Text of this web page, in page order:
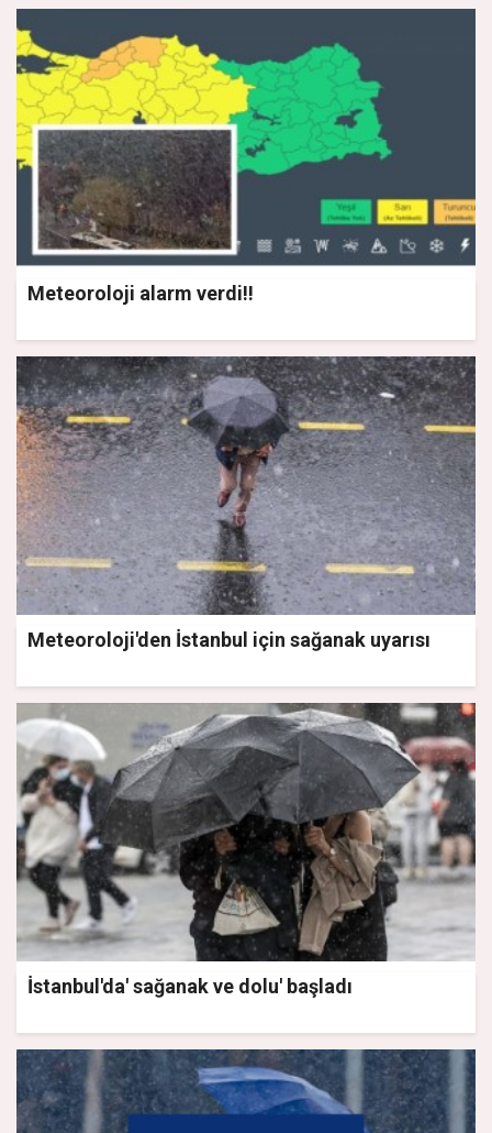
Meteoroloji alarm verdi!!
Meteoroloji'den İstanbul için sağanak uyarısı
İstanbul'da' sağanak ve dolu' başladı